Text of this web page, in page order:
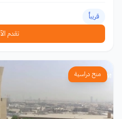
قريباً
تقدم
منح دراسية